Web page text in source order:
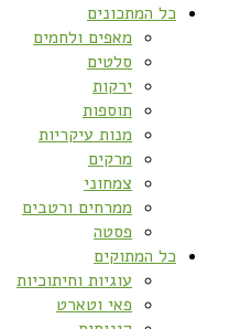
כל המתכונים
מאפים ולחמים
סלטים
ירקות
תוספות
מנות עיקריות
מרקים
צמחוני
ממרחים ורטבים
פסטה
כל המתוקים
עוגיות וחיתוכיות
פאי וטארט